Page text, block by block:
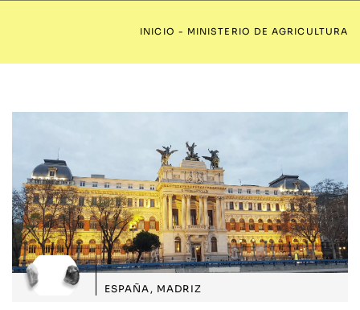
INICIO - MINISTERIO DE AGRICULTURA
ESPAÑA , MADRIZ